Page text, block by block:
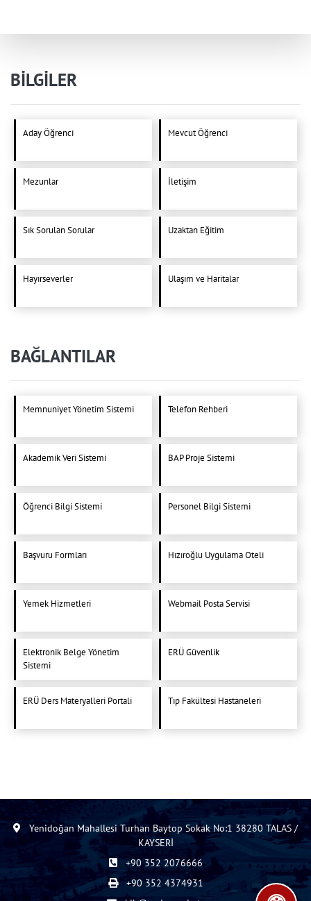
BİLGİLER
Aday Öğrenci Mevcut Öğrenci
Mezunlar İletişim
Sık Sorulan Sorular Uzaktan Eğitim
Hayırseverler Ulaşım ve Haritalar
BAĞLANTILAR
Memnuniyet Yönetim Sistemi Telefon Rehberi
Akademik Veri Sistemi BAP Proje Sistemi
Öğrenci Bilgi Sistemi Personel Bilgi Sistemi
Başvuru Formları Hızıroğlu Uygulama Oteli
Yemek Hizmetleri Webmail Posta Servisi
Elektronik Belge Yönetim
Sistemi
ERÜ Güvenlik
ERÜ Ders Materyalleri Portali Tıp Fakültesi Hastaneleri
Yenidoğan Mahallesi Turhan Baytop Sokak No:1 38280 TALAS /
KAYSERİ
+90 352 2076666
+90 352 4374931